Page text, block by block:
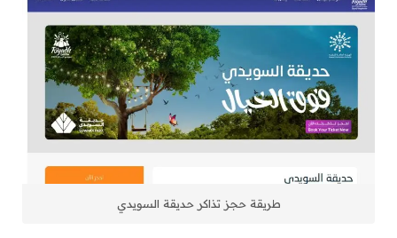
طريقة حجز تذاكر حديقة السويدي